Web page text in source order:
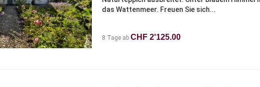
das Wattenmeer. Freuen Sie sich...
8 Tage ab CHF 2'125.00